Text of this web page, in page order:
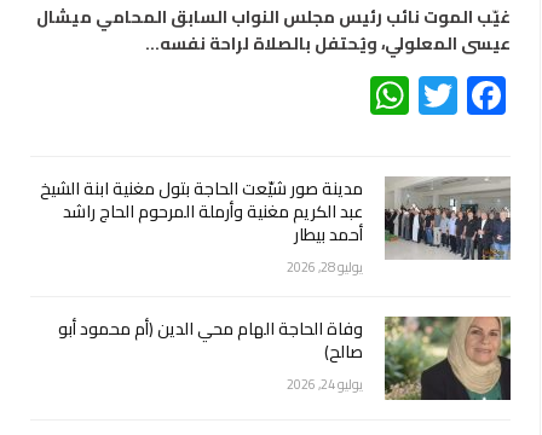
غيّب الموت نائب رئيس مجلس النواب السابق المحامي ميشال
عيسى المعلولي، ويُحتفل بالصلاة لراحة نفسه…
Facebook
Twitter
مدينة صور شيّعت الحاجة بتول مغنية ابنة الشيخ
عبد الكريم مغنية وأرملة المرحوم الحاج راشد
أحمد بيطار
يوليو 28, 2026
وفاة الحاجة الهام محي الدين (أم محمود أبو
صالح)
يوليو 24, 2026